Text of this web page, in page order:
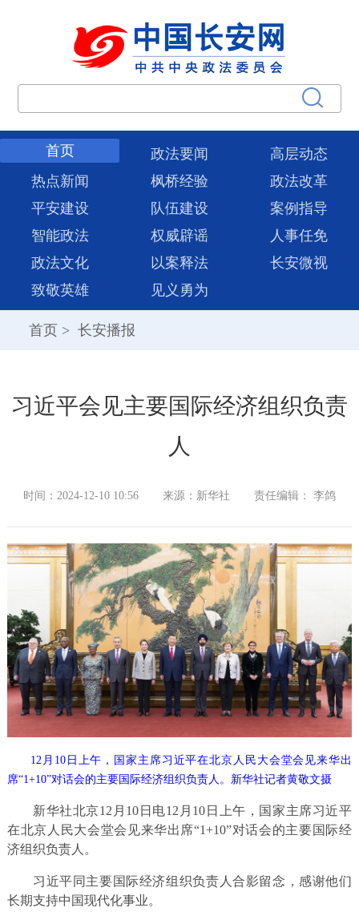
首页 政法要闻
高层动态
热点新闻
枫桥经验
政法改革
平安建设
队伍建设
案例指导
智能政法
权威辟谣
人事任免
政法文化
以案释法
长安微视
致敬英雄
见义勇为
首页 > 长安播报
习近平会见主要国际经济组织负责
人
时间：2024-12-10 10:56 来源：新华社 责任编辑： 李鸽
12月10日上午，国家主席习近平在北京人民大会堂会见来华出
席“1+10”对话会的主要国际经济组织负责人。新华社记者黄敬文摄
新华社北京12月10日电12月10日上午，国家主席习近平
在北京人民大会堂会见来华出席“1+10”对话会的主要国际经
济组织负责人。
习近平同主要国际经济组织负责人合影留念，感谢他们
长期支持中国现代化事业。